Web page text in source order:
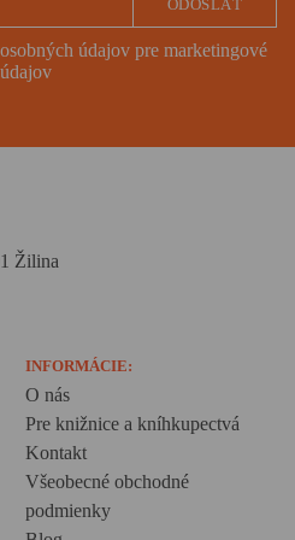
údajov pre marketingové
ODOSLAŤ
Žilina
INFORMÁCIE:
O nás
Pre knižnice a kníhkupectvá
Kontakt
Všeobecné obchodné
podmienky